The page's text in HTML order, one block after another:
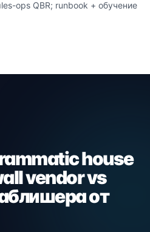
ops QBR; runbook + обучение
house
vendor vs
от